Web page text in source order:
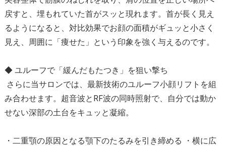
戻すと、埋もれていた首がスッと現れます。首が長く見え
るようになると、対比効果でお顔の面積がギュッと小さく
見え、周囲に「痩せた」という印象を強く与えるのです。
◆ ユルーフで「緩んだもたつき」を狙い撃ち
さらに当サロンでは、最新技術のユルーフ小顔リフトを組
み合わせます。超音波とRF波の同時照射で、自分では動か
せない深部の土台をキュッと凝縮。
・二重顎の原因となる顎下のたるみを引き締める ・横に広